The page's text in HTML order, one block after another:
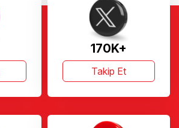
170K+
Takip Et